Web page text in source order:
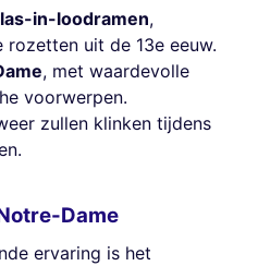
in-loodramen,
uit de 13e eeuw.
, met waardevolle
voorwerpen.
zullen klinken tijdens
Dame
ervaring is het